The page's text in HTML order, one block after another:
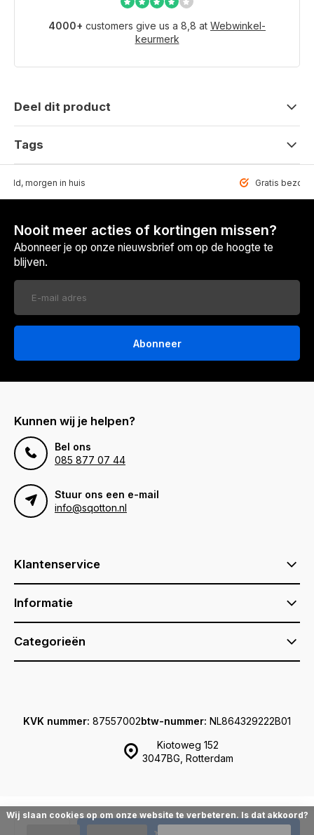
4000+ customers give us a 8,8 at Webwinkel-
keurmerk
Deel dit product
Tags
morgen in huis Gratis
Nooit meer acties of kortingen missen?
Abonneer je op onze nieuwsbrief om op de hoogte te
blijven.
Abonneer
Kunnen wij je helpen?
Bel ons
085 877 07 44
Stuur ons een e-mail
info@sqotton.nl
Klantenservice
Informatie
Categorieën
Kiotoweg 152
3047BG, Rotterdam
KVK nummer: 87557002btw-nummer: NL864329222B01
© Sqotton.nl Sitemap
Wij slaan cookies op om onze website te verbeteren. Is dat akkoord?